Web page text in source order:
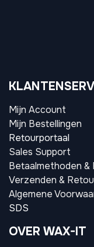
Mijn Account
Mijn Bestellingen
Retourportaal
Sales Support
Betaalmethoden &
Verzenden &
Algemene
SDS
OVER WAX-IT